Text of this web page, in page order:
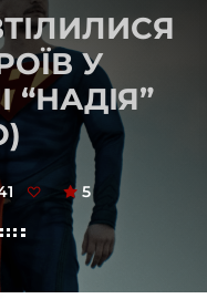
У
“НАДІЯ”
5